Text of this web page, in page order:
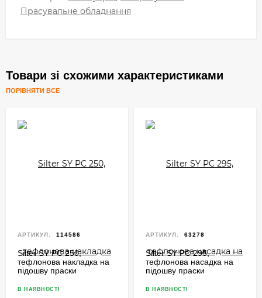
Прасувальне обладнання
Товари зі схожими характеристиками
ПОРІВНЯТИ ВСЕ
АРТИКУЛ: 114586
Silter SY PC 250,
тефлонова накладка на
підошву праски
В НАЯВНОСТІ
АРТИКУЛ: 63278
Silter SY PC 295,
тефлонова насадка на
підошву праски
В НАЯВНОСТІ